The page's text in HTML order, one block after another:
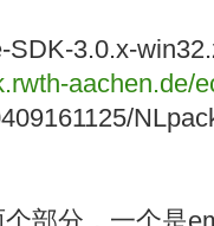
SDK-3.0.x-
aachen.de/